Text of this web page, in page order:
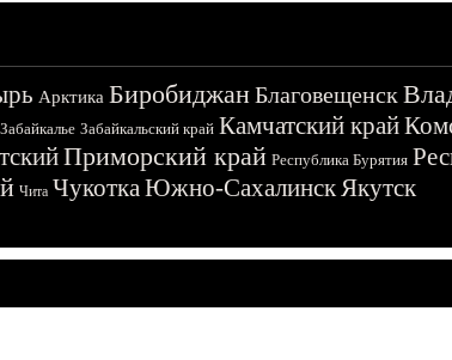
Арктика БиробиджанБлаговещенск
Забайкалье Забайкальский край Камчатский край
Приморский край Республика Бурятия
Чита ЧукоткаЮжно-СахалинскЯкутск